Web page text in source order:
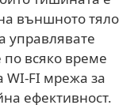
външното тяло
управлявате
по всяко време
FI мрежа за
ефективност.